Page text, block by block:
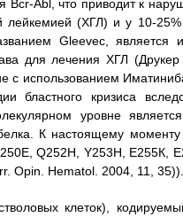
Bcr-Abl, что приводит к
лейкемией (ХГЛ) и у 10-
Gleevec, является
для лечения ХГЛ
с использованием
бластного кризиса
уровне
К настоящему
Q252H, Y253H, Е255К,
Opin. Hematol. 2004, 11, 35)).
клеток),